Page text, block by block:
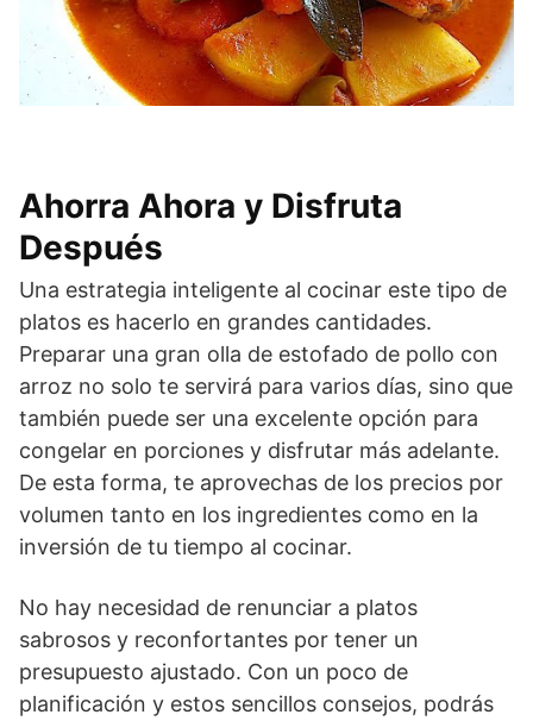
Ahorra Ahora y Disfruta
Después
Una estrategia inteligente al cocinar este tipo de
platos es hacerlo en grandes cantidades.
Preparar una gran olla de estofado de pollo con
arroz no solo te servirá para varios días, sino que
también puede ser una excelente opción para
congelar en porciones y disfrutar más adelante.
De esta forma, te aprovechas de los precios por
volumen tanto en los ingredientes como en la
inversión de tu tiempo al cocinar.
No hay necesidad de renunciar a platos
sabrosos y reconfortantes por tener un
presupuesto ajustado. Con un poco de
planificación y estos sencillos consejos, podrás